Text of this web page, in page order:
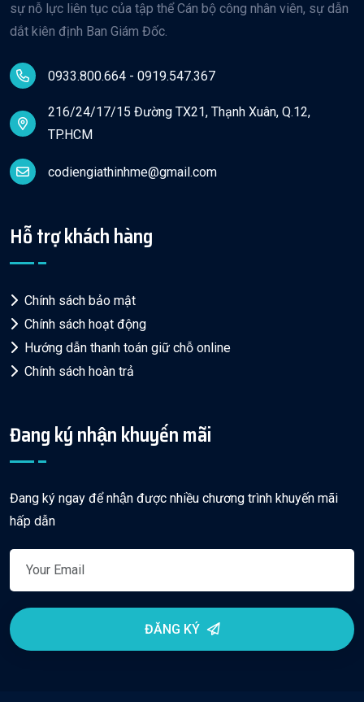
sự nỗ lực liên tục của tập thể Cán bộ công nhân viên, sự dẫn
dắt kiên định Ban Giám Đốc.
0933.800.664 - 0919.547.367
216/24/17/15 Đường TX21, Thạnh Xuân, Q.12,
TP.HCM
codiengiathinhme@gmail.com
Hỗ trợ khách hàng
Chính sách bảo mật
Chính sách hoạt động
Hướng dẫn thanh toán giữ chỗ online
Chính sách hoàn trả
Đang ký nhận khuyến mãi
Đang ký ngay để nhận được nhiều chương trình khuyến mãi
hấp dẫn
ĐĂNG KÝ